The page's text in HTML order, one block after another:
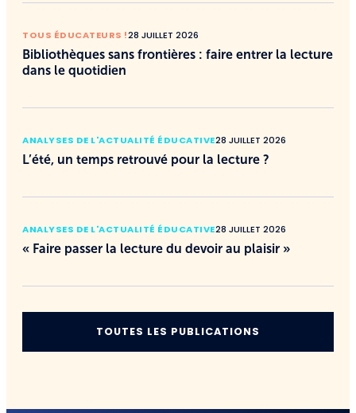
TOUS ÉDUCATEURS !28 JUILLET 2026
Bibliothèques sans frontières : faire entrer la lecture
dans le quotidien
ANALYSES DE L'ACTUALITÉ ÉDUCATIVE28 JUILLET 2026
L’été, un temps retrouvé pour la lecture ?
ANALYSES DE L'ACTUALITÉ ÉDUCATIVE28 JUILLET 2026
« Faire passer la lecture du devoir au plaisir »
TOUTES LES PUBLICATIONS